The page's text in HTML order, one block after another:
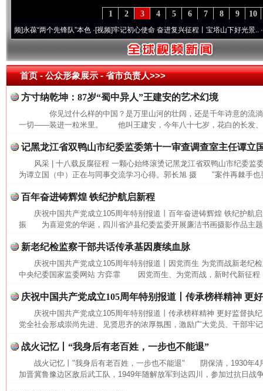
10
9
8
7
6
5
4
3
2
1
永葆“两个先锋队”本色·[视频]牢记初心使命 奋进复兴征程丨宝塔山下好光景..·[视频]
首页- 公众形象展示 -省市负责人>>>
方寸纳乾坤：87岁“蜀中异人”王建安的艺术幻境
你见过什么样的中国？是万里山河的壮阔，还是千年诗意的
一切——装进一粒米里。 他叫王建安，今年八十七岁，花白的长发、
记黑龙江省双鸭山市纪委监委第十一审查调查室主任谭立
风采 | 十八载反腐征程 一颗心始终滚烫记黑龙江省双鸭山市纪委监
为谭立国（中）正在与同事交流学习心得。郭长旭 摄 "案件再棘手也
百年奋进铸辉煌 铁纪护航启新程
庆祝中国共产党成立105周年特别报道丨百年奋进铸辉煌 铁纪护航
振 为喜迎党的华诞，四川省泸县纪委监委开展廉洁书画摄影作品主
新老纪检监察干部共话传承基因赓续血脉
庆祝中国共产党成立105周年特别报道丨因党而生 为党而战新老纪
中央纪委国家监委网站 方弈霏 因党而生、为党而战，新时代新征程
庆祝中国共产党成立105周年特别报道丨传承榜样精神 更
庆祝中国共产党成立105周年特别报道丨传承榜样精神 更好监督
党全社会形成崇尚先进、见贤思齐的浓厚氛围，激励广大党员、干部牢
战火记忆丨“我身后有老百姓，一步也不能退”
战火记忆丨"我身后有老百姓，一步也不能退" 阴保清，1930年4
加晋冀鲁豫边区敌后武工队，1949年随解放军到达四川，参加过抗日战